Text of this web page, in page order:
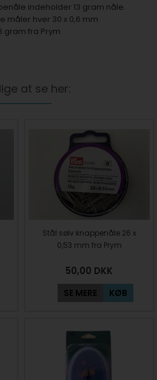
indeholder 13 gram nåle.
måler hver 30 x 0,6 mm
gram fra Prym
at se her:
Stål sølv knappenåle 26 x
0,53 mm fra Prym
50,00 DKK
SE MERE KØB